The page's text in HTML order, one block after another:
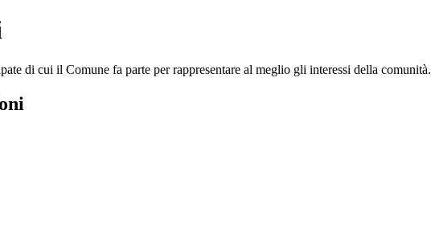
di cui il Comune fa parte per rappresentare al meglio gli interessi della comunità.